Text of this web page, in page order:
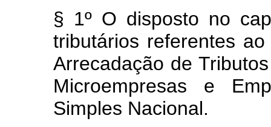
§ 1º O disposto no
tributários referentes
Arrecadação de
Microempresas e
Simples Nacional.